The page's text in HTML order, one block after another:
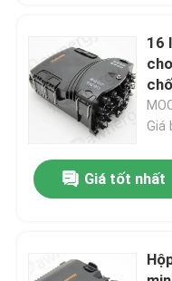
Kiểm soát chất
Liên hệ chúng tôi
Tin tức
Yêu cầu báo giá
16
Giá
Giá tốt nhất